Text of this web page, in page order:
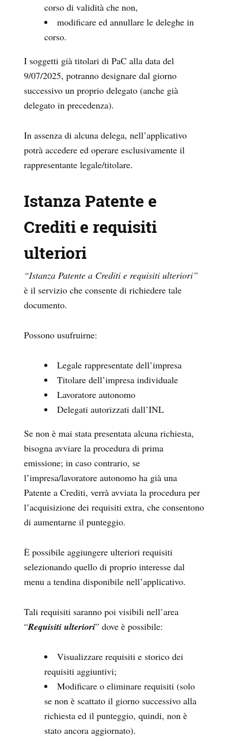
corso di validità che non,
modificare ed annullare le deleghe in
corso.
I soggetti già titolari di PaC alla data del
9/07/2025, potranno designare dal giorno
successivo un proprio delegato (anche già
delegato in precedenza).
In assenza di alcuna delega, nell’applicativo
potrà accedere ed operare esclusivamente il
rappresentante legale/titolare.
Istanza Patente e
Crediti e requisiti
ulteriori
“Istanza Patente a Crediti e requisiti ulteriori”
è il servizio che consente di richiedere tale
documento.
Possono usufruirne:
Legale rappresentate dell’impresa
Titolare dell’impresa individuale
Lavoratore autonomo
Delegati autorizzati dall’INL
Se non è mai stata presentata alcuna richiesta,
bisogna avviare la procedura di prima
emissione; in caso contrario, se
l’impresa/lavoratore autonomo ha già una
Patente a Crediti, verrà avviata la procedura per
l’acquisizione dei requisiti extra, che consentono
di aumentarne il punteggio.
È possibile aggiungere ulteriori requisiti
selezionando quello di proprio interesse dal
menu a tendina disponibile nell’applicativo.
Tali requisiti saranno poi visibili nell’area
“Requisiti ulteriori” dove è possibile:
Visualizzare requisiti e storico dei
requisiti aggiuntivi;
Modificare o eliminare requisiti (solo
se non è scattato il giorno successivo alla
richiesta ed il punteggio, quindi, non è
stato ancora aggiornato).